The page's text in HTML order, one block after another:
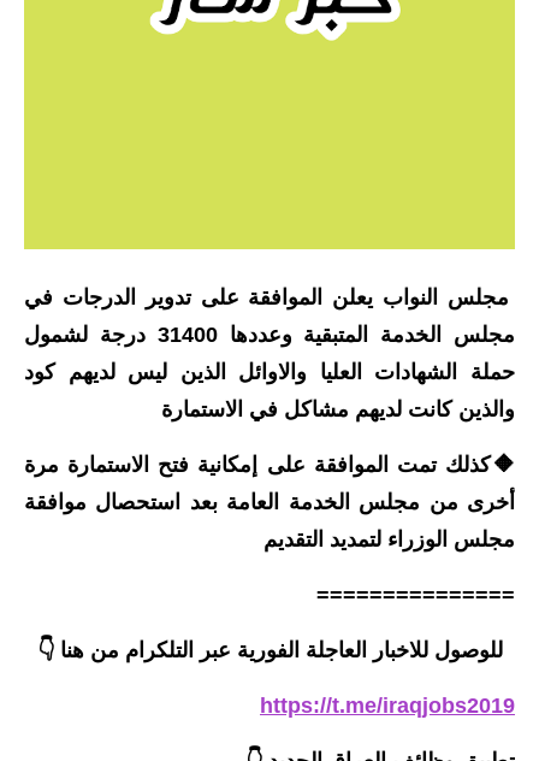
الاخبار السياسية
اخبار وقرارات وزارة التربية
نتائج الامتحانات
المرحلة الابتدائية
المرحلة المتوسطة
المرحلة الابتدائية
مجلس النواب يعلن الموافقة على تدوير الدرجات في
مجلس الخدمة المتبقية وعددها 31400 درجة لشمول
حملة الشهادات العليا والاوائل الذين ليس لديهم كود
والذين كانت لديهم مشاكل في الاستمارة
🔶كذلك تمت الموافقة على إمكانية فتح الاستمارة مرة
أخرى من مجلس الخدمة العامة بعد استحصال موافقة
مجلس الوزراء لتمديد التقديم
===============
للوصول للاخبار العاجلة الفورية عبر التلكرام من هنا 👇
https://t.me/iraqjobs2019